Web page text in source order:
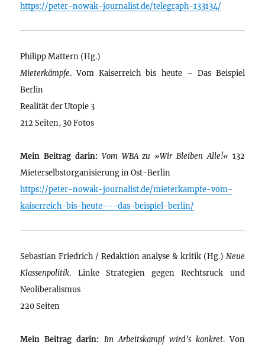
https://peter-nowak-journalist.de/telegraph-133134/
Philipp Mattern (Hg.)
Mieterkämpfe. Vom Kaiserreich bis heute – Das Beispiel
Berlin
Realität der Utopie 3
212 Seiten, 30 Fotos
Mein Beitrag darin: Vom WBA zu »Wir Bleiben Alle!« 132
Mieterselbstorganisierung in Ost-Berlin
https://peter-nowak-journalist.de/mieterkampfe-vom-
kaiserreich-bis-heute-–-das-beispiel-berlin/
Sebastian Friedrich / Redaktion analyse & kritik (Hg.) Neue
Klassenpolitik. Linke Strategien gegen Rechtsruck und
Neoliberalismus
220 Seiten
Mein Beitrag darin: Im Arbeitskampf wird’s konkret. Von